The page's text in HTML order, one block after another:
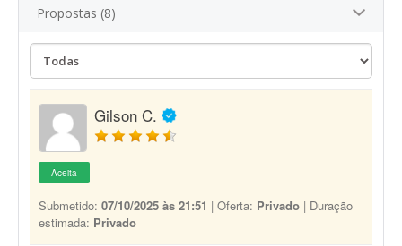
Propostas (8)
Gilson C.
Aceita
Submetido: 07/10/2025 às 21:51 | Oferta: Privado | Duração
estimada: Privado